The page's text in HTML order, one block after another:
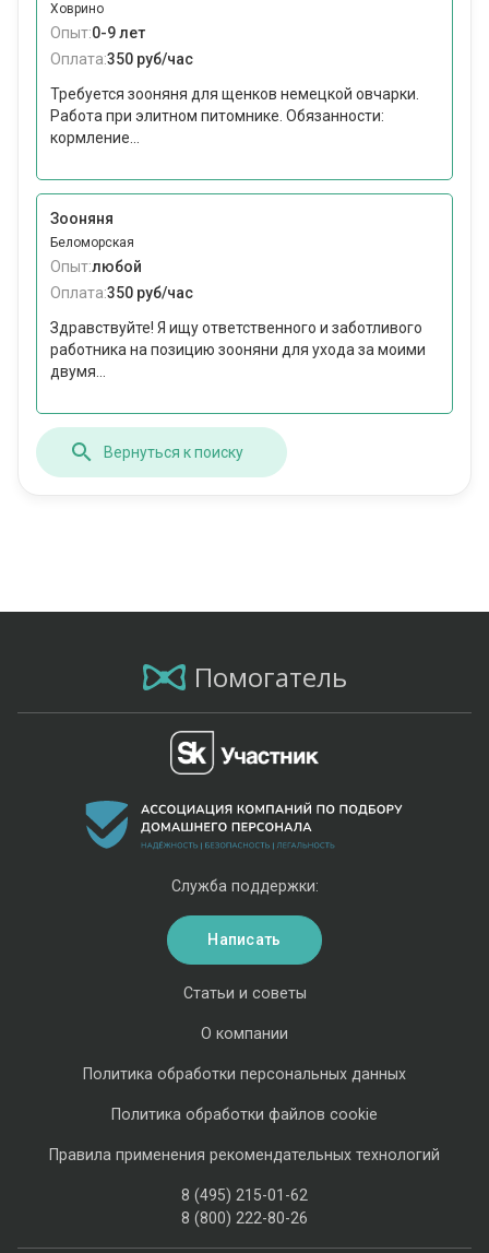
Ховрино
Опыт:0-9 лет
Оплата:350 руб/час
Требуется зооняня для щенков немецкой овчарки.
Работа при элитном питомнике. Обязанности:
кормление...
Зооняня
Беломорская
Опыт:любой
Оплата:350 руб/час
Здравствуйте! Я ищу ответственного и заботливого
работника на позицию зооняни для ухода за моими
двумя...
Вернуться к поиску
Помогатель
Статьи и советы
О компании
Политика обработки персональных данных
Политика обработки файлов cookie
Правила применения рекомендательных технологий
8 (495) 215-01-62
8 (800) 222-80-26
Служба поддержки:
Написать